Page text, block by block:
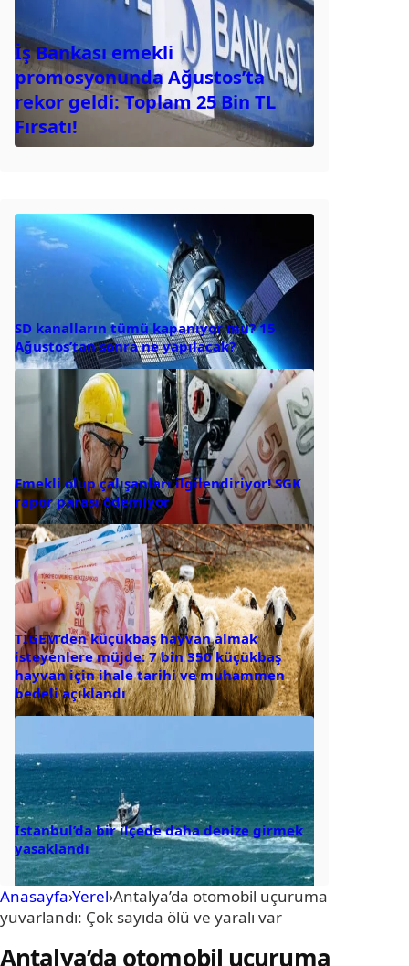
İş Bankası emekli
promosyonunda Ağustos’ta
rekor geldi: Toplam 25 Bin TL
Fırsatı!
SD kanalların tümü kapanıyor mu? 15
Ağustos’tan sonra ne yapılacak?
Emekli olup çalışanları ilgilendiriyor! SGK
rapor parası ödemiyor
TİGEM’den küçükbaş hayvan almak
isteyenlere müjde: 7 bin 350 küçükbaş
hayvan için ihale tarihi ve muhammen
bedeli açıklandı
İstanbul’da bir ilçede daha denize girmek
yasaklandı
Anasayfa›Yerel›Antalya’da otomobil uçuruma
yuvarlandı: Çok sayıda ölü ve yaralı var
Antalya’da otomobil uçuruma